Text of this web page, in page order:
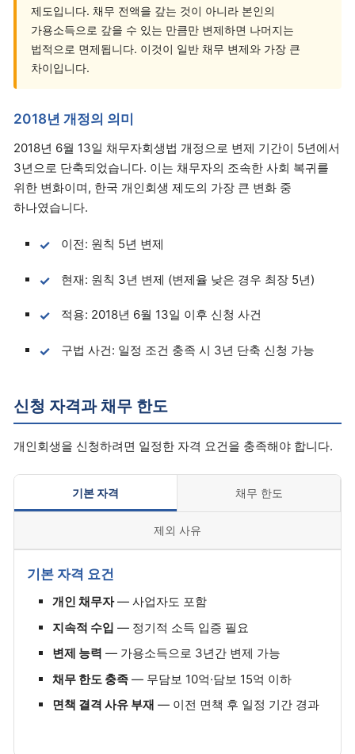
제도입니다. 채무 전액을 갚는 것이 아니라 본인의
가용소득으로 갚을 수 있는 만큼만 변제하면 나머지는
법적으로 면제됩니다. 이것이 일반 채무 변제와 가장 큰
차이입니다.
2018년 개정의 의미
2018년 6월 13일 채무자회생법 개정으로 변제 기간이 5년에서
3년으로 단축되었습니다. 이는 채무자의 조속한 사회 복귀를
위한 변화이며, 한국 개인회생 제도의 가장 큰 변화 중
하나였습니다.
이전: 원칙 5년 변제
현재: 원칙 3년 변제 (변제율 낮은 경우 최장 5년)
적용: 2018년 6월 13일 이후 신청 사건
구법 사건: 일정 조건 충족 시 3년 단축 신청 가능
신청 자격과 채무 한도
개인회생을 신청하려면 일정한 자격 요건을 충족해야 합니다.
기본 자격 채무 한도
제외 사유
기본 자격 요건
개인 채무자— 사업자도 포함
지속적 수입 — 정기적 소득 입증 필요
변제 능력 — 가용소득으로 3년간 변제 가능
채무 한도 충족 — 무담보 10억·담보 15억 이하
면책 결격 사유 부재 — 이전 면책 후 일정 기간 경과